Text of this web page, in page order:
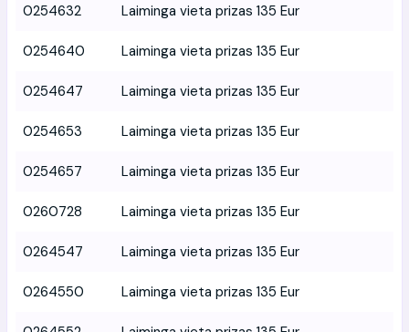
0254632 Laiminga vieta prizas 135 Eur
0254640 Laiminga vieta prizas 135 Eur
0254647 Laiminga vieta prizas 135 Eur
0254653 Laiminga vieta prizas 135 Eur
0254657 Laiminga vieta prizas 135 Eur
0260728 Laiminga vieta prizas 135 Eur
0264547 Laiminga vieta prizas 135 Eur
0264550 Laiminga vieta prizas 135 Eur